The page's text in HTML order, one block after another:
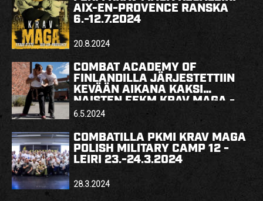
YHTEYSTIEDOT
FI
AIX-EN-PROVENCE RANSKA
6.-12.7.2024
20.8.2024
COMBAT ACADEMY OF
FINLANDILLA JÄRJESTETTIIN
KEVÄÄN AIKANA KAKSI
NAISTEN FEKM KRAV MAGA -
ITSEPUOLUSTUSKURSSIA
6.5.2024
COMBATILLA PKMI KRAV MAGA
POLISH MILITARY CAMP 12 -
LEIRI 23.-24.3.2024
28.3.2024